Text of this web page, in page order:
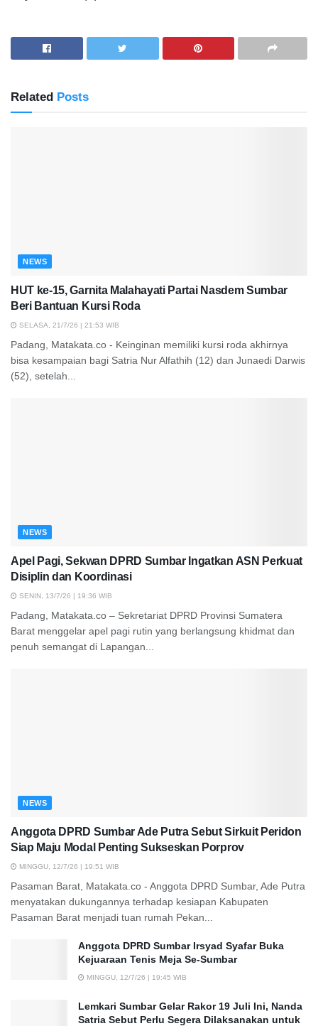
Related Posts
NEWS
HUT ke-15, Garnita Malahayati Partai Nasdem Sumbar
Beri Bantuan Kursi Roda
SELASA, 21/7/26 | 21:53 WIB
Padang, Matakata.co - Keinginan memiliki kursi roda akhirnya
bisa kesampaian bagi Satria Nur Alfathih (12) dan Junaedi Darwis
(52), setelah...
NEWS
Apel Pagi, Sekwan DPRD Sumbar Ingatkan ASN Perkuat
Disiplin dan Koordinasi
SENIN, 13/7/26 | 19:36 WIB
Padang, Matakata.co – Sekretariat DPRD Provinsi Sumatera
Barat menggelar apel pagi rutin yang berlangsung khidmat dan
penuh semangat di Lapangan...
NEWS
Anggota DPRD Sumbar Ade Putra Sebut Sirkuit Peridon
Siap Maju Modal Penting Sukseskan Porprov
MINGGU, 12/7/26 | 19:51 WIB
Pasaman Barat, Matakata.co - Anggota DPRD Sumbar, Ade Putra
menyatakan dukungannya terhadap kesiapan Kabupaten
Pasaman Barat menjadi tuan rumah Pekan...
Anggota DPRD Sumbar Irsyad Syafar Buka
Kejuaraan Tenis Meja Se-Sumbar
MINGGU, 12/7/26 | 19:45 WIB
Lemkari Sumbar Gelar Rakor 19 Juli Ini, Nanda
Satria Sebut Perlu Segera Dilaksanakan untuk